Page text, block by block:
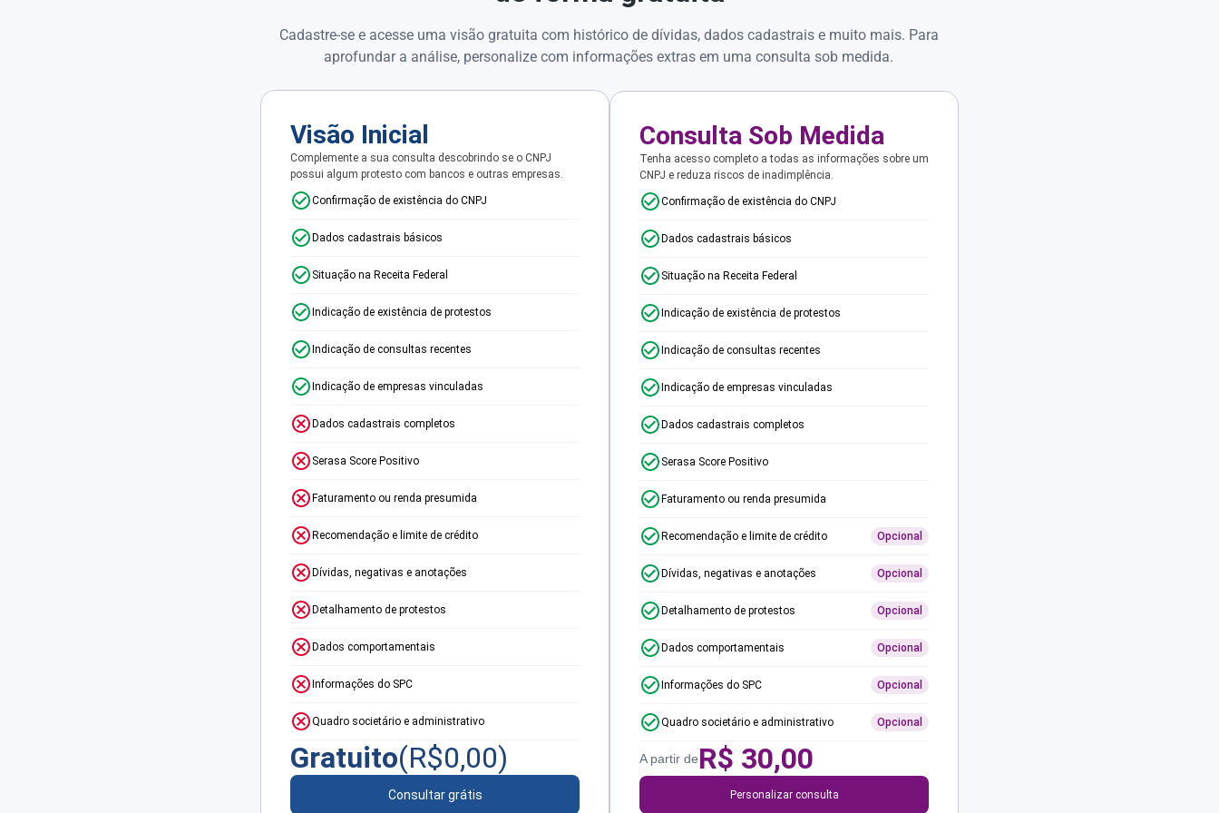
Cadastre-se e acesse uma visão gratuita com histórico de dívidas, dados cadastrais e muito mais. Para
aprofundar a análise, personalize com informações extras em uma consulta sob medida.
Visão Inicial
Complemente a sua consulta descobrindo se o CNPJ
possui algum protesto com bancos e outras empresas.
Confirmação de existência do CNPJ
Dados cadastrais básicos
Situação na Receita Federal
Indicação de existência de protestos
Indicação de consultas recentes
Indicação de empresas vinculadas
Dados cadastrais completos
Serasa Score Positivo
Faturamento ou renda presumida
Recomendação e limite de crédito
Dívidas, negativas e anotações
Detalhamento de protestos
Dados comportamentais
Informações do SPC
Quadro societário e administrativo
Gratuito(R$0,00)
Consultar grátis
Consulta Sob Medida
Tenha acesso completo a todas as informações sobre um
CNPJ e reduza riscos de inadimplência.
Confirmação de existência do CNPJ
Dados cadastrais básicos
Situação na Receita Federal
Indicação de existência de protestos
Indicação de consultas recentes
Indicação de empresas vinculadas
Dados cadastrais completos
Serasa Score Positivo
Faturamento ou renda presumida
Recomendação e limite de crédito Opcional
Dívidas, negativas e anotações Opcional
Detalhamento de protestos Opcional
Dados comportamentais Opcional
Informações do SPC Opcional
Quadro societário e administrativo Opcional
A partir deR$ 30,00
Personalizar consulta